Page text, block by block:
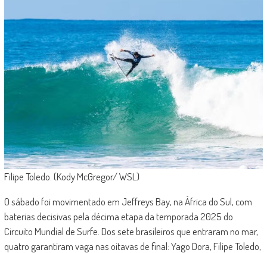
Filipe Toledo. (Kody McGregor/ WSL)
O sábado foi movimentado em Jeffreys Bay, na África do Sul, com
baterias decisivas pela décima etapa da temporada 2025 do
Circuito Mundial de Surfe. Dos sete brasileiros que entraram no mar,
quatro garantiram vaga nas oitavas de final: Yago Dora, Filipe Toledo,